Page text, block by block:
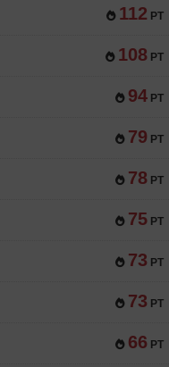
112 PT
108 PT
94 PT
79 PT
78 PT
75 PT
73 PT
73 PT
66 PT